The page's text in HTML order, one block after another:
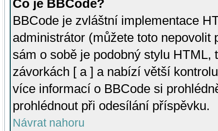
Co je BBCode?
BBCode je zvláštní implementace
administrátor (můžete toto
sám o sobě je podobný stylu HTML,
závorkách [ a ] a nabízí větší
více informací o BBCode si
prohlédnout při odesílání příspěvku.
Návrat nahoru